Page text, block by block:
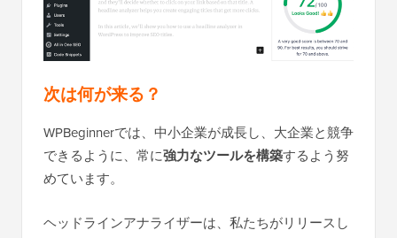
次は何が来る？
WPBeginnerでは、中小企業が成長し、大企業と競争
できるように、常に強力なツールを構築するよう努
めています。
ヘッドラインアナライザーは、私たちがリリースし